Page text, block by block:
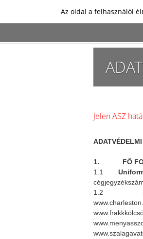
Az oldal a felhasználói
Jelen ASZ
1. FŐ
1.1
1.2